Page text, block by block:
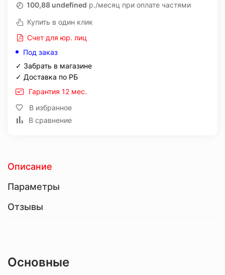
100,88 undefined р./месяц при оплате частями
Купить в один клик
Счет для юр. лиц
Под заказ
✓ Забрать в магазине
✓ Доставка по РБ
Гарантия 12 мес.
В избранное
В сравнение
Описание
Параметры
Отзывы
Основные